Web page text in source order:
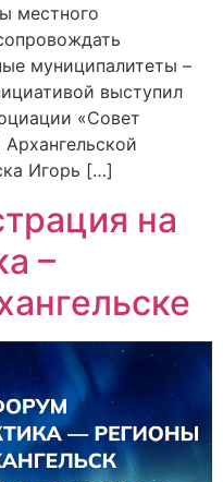
местного
муниципалитеты –
выступил
«Совет
Игорь […]
на
–